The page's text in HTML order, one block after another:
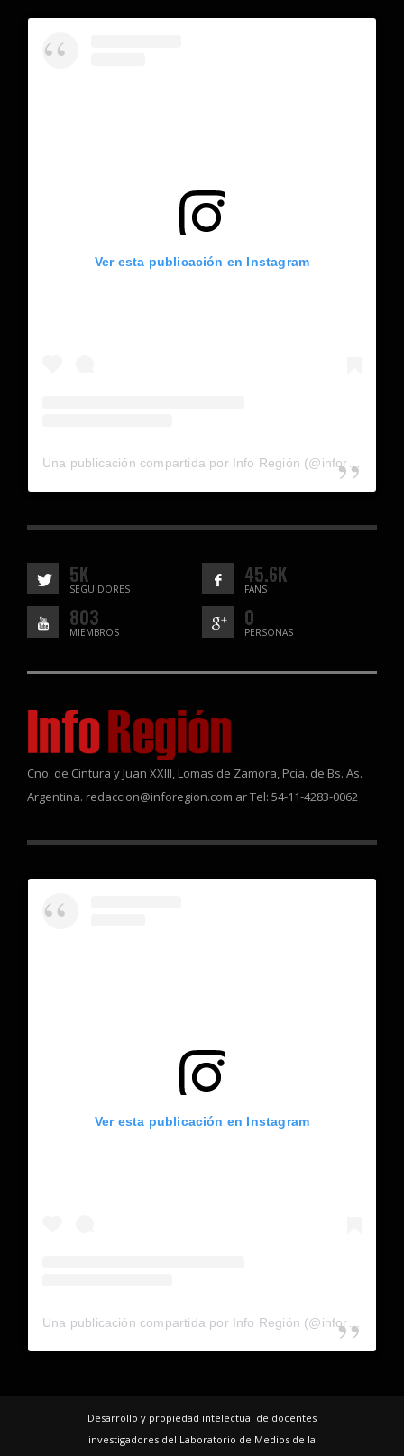
Ver esta publicación en Instagram
5K
SEGUIDORES
45.6K
FANS
803
MIEMBROS
0
PERSONAS
Cno. de Cintura y Juan XXIII, Lomas de Zamora, Pcia. de Bs. As.
Argentina. redaccion@inforegion.com.ar Tel: 54-11-4283-0062
Ver esta publicación en Instagram
Desarrollo y propiedad intelectual de docentes
investigadores del Laboratorio de Medios de la